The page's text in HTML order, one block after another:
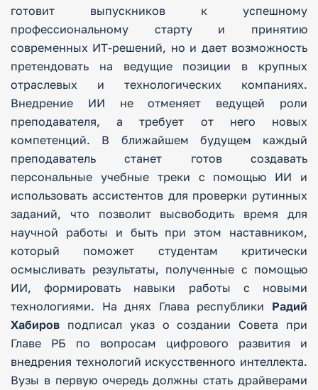
готовит выпускников к успешному
профессиональному старту и принятию
современных ИТ-решений, но и дает возможность
претендовать на ведущие позиции в крупных
отраслевых и технологических компаниях.
Внедрение ИИ не отменяет ведущей роли
преподавателя, а требует от него новых
компетенций. В ближайшем будущем каждый
преподаватель станет готов создавать
персональные учебные треки с помощью ИИ и
использовать ассистентов для проверки рутинных
заданий, что позволит высвободить время для
научной работы и быть при этом наставником,
который поможет студентам критически
осмысливать результаты, полученные с помощью
ИИ, формировать навыки работы с новыми
технологиями. На днях Глава республики Радий
Хабиров подписал указ о создании Совета при
Главе РБ по вопросам цифрового развития и
внедрения технологий искусственного интеллекта.
Вузы в первую очередь должны стать драйверами